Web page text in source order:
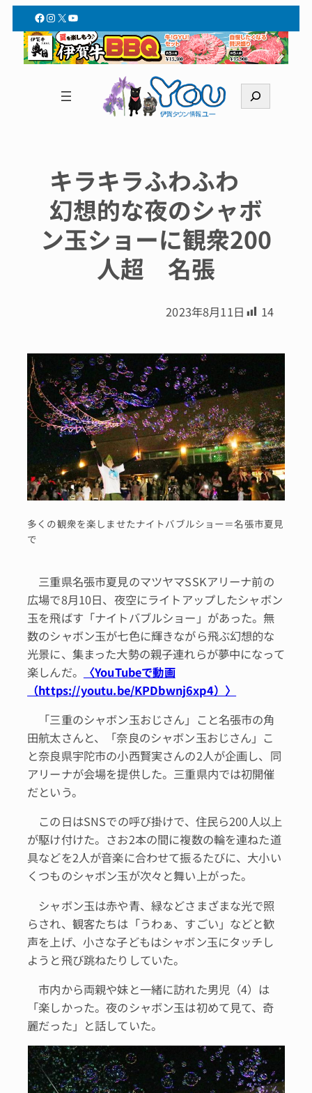
Facebook
Instagram
X YouTube
索
キラキラふわふわ
幻想的な夜のシャボ
ン玉ショーに観衆200
人超 名張
2023年8月11日 14
多くの観衆を楽しませたナイトバブルショー＝名張市夏見
で
三重県名張市夏見のマツヤマSSKアリーナ前の
広場で8月10日、夜空にライトアップしたシャボン
玉を飛ばす「ナイトバブルショー」があった。無
数のシャボン玉が七色に輝きながら飛ぶ幻想的な
光景に、集まった大勢の親子連れらが夢中になって
楽しんだ。
〈YouTubeで動画
（https://youtu.be/KPDbwnj6xp4）〉
「三重のシャボン玉おじさん」こと名張市の角
田航太さんと、「奈良のシャボン玉おじさん」こ
と奈良県宇陀市の小西賢実さんの2人が企画し、同
アリーナが会場を提供した。三重県内では初開催
だという。
この日はSNSでの呼び掛けで、住民ら200人以上
が駆け付けた。さお2本の間に複数の輪を連ねた道
具などを2人が音楽に合わせて振るたびに、大小い
くつものシャボン玉が次々と舞い上がった。
シャボン玉は赤や青、緑などさまざまな光で照
らされ、観客たちは「うわぁ、すごい」などと歓
声を上げ、小さな子どもはシャボン玉にタッチし
ようと飛び跳ねたりしていた。
市内から両親や妹と一緒に訪れた男児（4）は
「楽しかった。夜のシャボン玉は初めて見て、奇
麗だった」と話していた。